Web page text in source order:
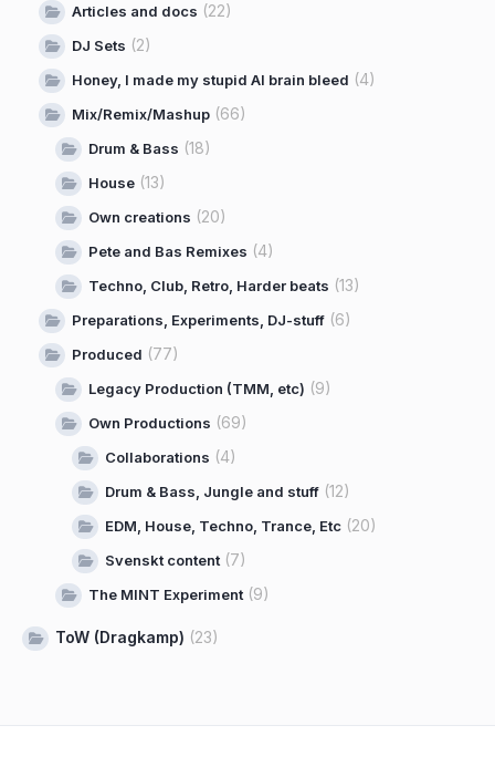
Articles and docs (22)
DJ Sets (2)
Honey, I made my stupid AI brain bleed (4)
Mix/Remix/Mashup (66)
Drum & Bass (18)
House (13)
Own creations (20)
Pete and Bas Remixes (4)
Techno, Club, Retro, Harder beats (13)
Preparations, Experiments, DJ-stuff (6)
Produced (77)
Legacy Production (TMM, etc) (9)
Own Productions (69)
Collaborations (4)
Drum & Bass, Jungle and stuff (12)
EDM, House, Techno, Trance, Etc (20)
Svenskt content(7)
The MINT Experiment(9)
ToW (Dragkamp) (23)